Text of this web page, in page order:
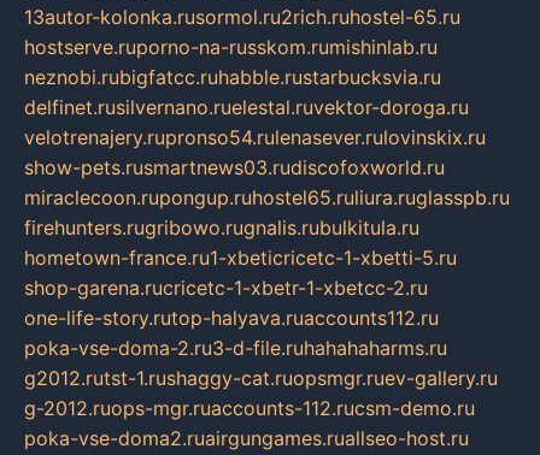
13autor-kolonka.rusormol.ru2rich.ruhostel-65.ru
hostserve.ruporno-na-russkom.rumishinlab.ru
neznobi.rubigfatcc.ruhabble.rustarbucksvia.ru
delfinet.rusilvernano.ruelestal.ruvektor-doroga.ru
velotrenajery.rupronso54.rulenasever.rulovinskix.ru
show-pets.rusmartnews03.rudiscofoxworld.ru
miraclecoon.rupongup.ruhostel65.ruliura.ruglasspb.ru
firehunters.rugribowo.rugnalis.rubulkitula.ru
hometown-france.ru1-xbeticricetc-1-xbetti-5.ru
shop-garena.rucricetc-1-xbetr-1-xbetcc-2.ru
one-life-story.rutop-halyava.ruaccounts112.ru
poka-vse-doma-2.ru3-d-file.ruhahahaharms.ru
g2012.rutst-1.rushaggy-cat.ruopsmgr.ruev-gallery.ru
g-2012.ruops-mgr.ruaccounts-112.rucsm-demo.ru
poka-vse-doma2.ruairgungames.ruallseo-host.ru